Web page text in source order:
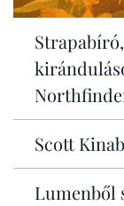
Scott
Lumenből